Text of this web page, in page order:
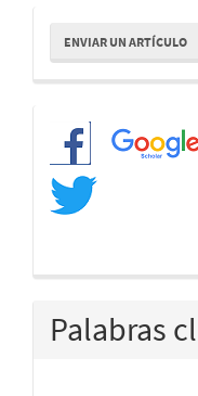
Enviar
un
artículo
ENVIAR UN ARTÍCULO
Redes
Palabras